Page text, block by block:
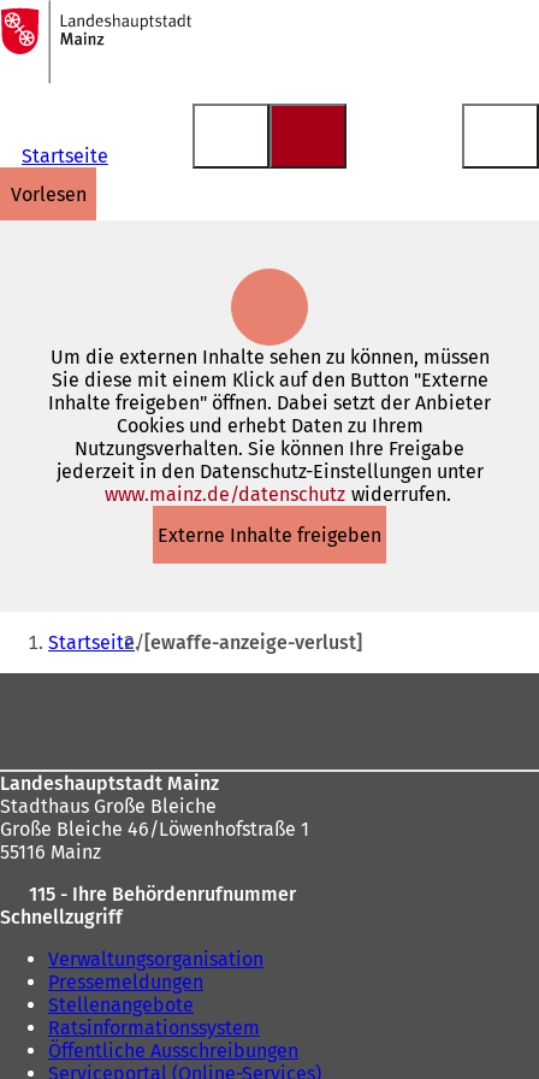
Inhalt anspringen
Zur
Startseite
Startseite
vorlesen
Um die externen Inhalte sehen zu können, müssen
Sie diese mit einem Klick auf den Button "Externe
Inhalte freigeben" öffnen. Dabei setzt der Anbieter
Cookies und erhebt Daten zu Ihrem
Nutzungsverhalten. Sie können Ihre Freigabe
jederzeit in den Datenschutz-Einstellungen unter
www.mainz.de/datenschutz(Öffnet
einem
neuen
widerrufen.
Externe Inhalte freigeben
Sie
befinden
Startseite [ewaffe-anzeige-verlust]
Landeshauptstadt Mainz
Stadthaus Große Bleiche
Große Bleiche 46/Löwenhofstraße 1
55116 Mainz
115 - Ihre Behördenrufnummer
Schnellzugriff
Verwaltungsorganisation
Pressemeldungen
Stellenangebote
Ratsinformationssystem
Öffentliche Ausschreibungen
Serviceportal (Online-Services)